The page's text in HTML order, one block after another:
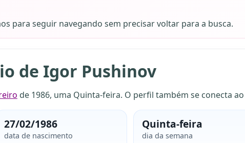
para seguir navegando sem precisar voltar para a busca.
de Igor Pushinov
de 1986, uma Quinta-feira. O perfil também se conecta
27/02/1986
data de nascimento
Quinta-feira
dia da semana